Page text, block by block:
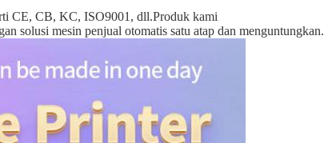
CE, CB, KC, ISO9001, dll.Produk kami
solusi mesin penjual otomatis satu atap dan menguntungkan.